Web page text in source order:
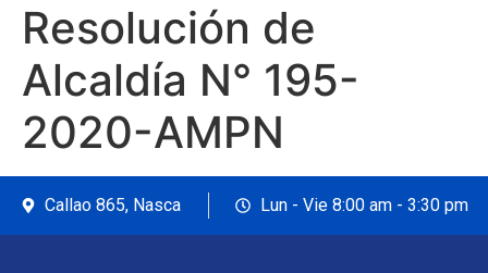
Resolución de
Alcaldía N° 195-
2020-AMPN
Callao 865, Nasca Lun - Vie 8:00 am - 3:30 pm